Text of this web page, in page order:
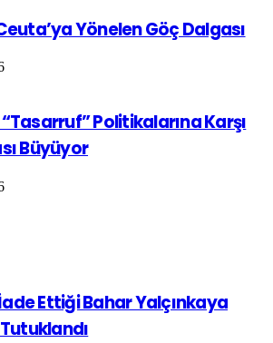
Yönelen Göç Dalgası
Politikalarına Karşı
Büyüyor
Ettiği Bahar Yalçınkaya